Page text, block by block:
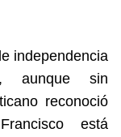
independencia
aunque sin
reconoció
está